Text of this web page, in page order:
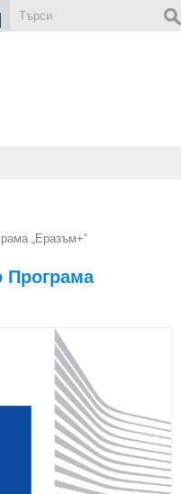
„Еразъм+“
Програма